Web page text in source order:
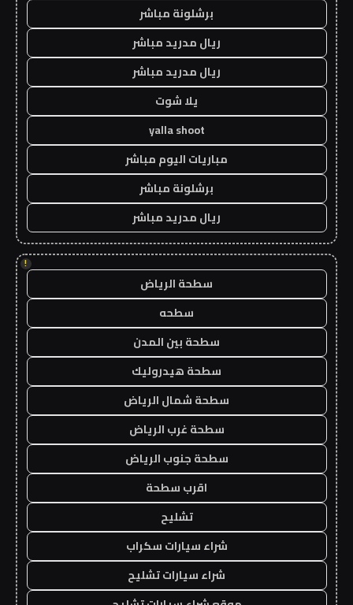
برشلونة مباشر
ريال مدريد مباشر
ريال مدريد مباشر
يلا شوت
yalla shoot
مباريات اليوم مباشر
برشلونة مباشر
ريال مدريد مباشر
!
سطحة الرياض
سطحه
سطحة بين المدن
سطحة هيدروليك
سطحة شمال الرياض
سطحة غرب الرياض
سطحة جنوب الرياض
اقرب سطحة
تشليح
شراء سيارات سكراب
شراء سيارات تشليح